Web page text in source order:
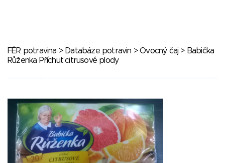
FÉR potravina > Databáze potravin >Ovocný čaj > Babička
Růženka Příchuť citrusové plody